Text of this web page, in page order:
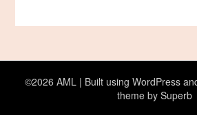
©2026 AML | Built using WordPress
theme by Superb